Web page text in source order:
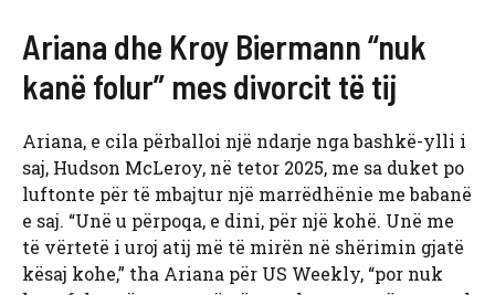
Ariana dhe Kroy Biermann “nuk
kanë folur” mes divorcit të tij
Ariana, e cila përballoi një ndarje nga bashkë-ylli i
saj, Hudson McLeroy, në tetor 2025, me sa duket po
luftonte për të mbajtur një marrëdhënie me babanë
e saj. “Unë u përpoqa, e dini, për një kohë. Unë me
të vërtetë i uroj atij më të mirën në shërimin gjatë
kësaj kohe,” tha Ariana për US Weekly, “por nuk